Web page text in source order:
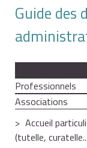
Guide des
Professionnels
Associations
Accueil
(tutelle,